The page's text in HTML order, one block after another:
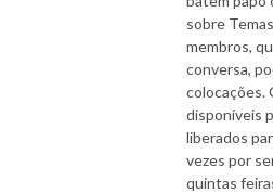
sobre
membros,
conversa,
colocações.
disponíveis
liberados
vezes por
quintas